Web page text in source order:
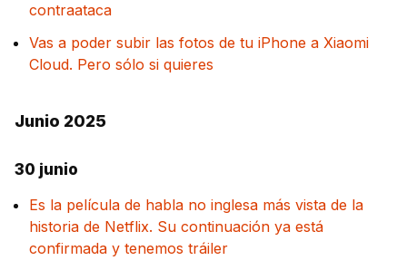
contraataca
Vas a poder subir las fotos de tu iPhone a Xiaomi
Cloud. Pero sólo si quieres
Junio 2025
30 junio
Es la película de habla no inglesa más vista de la
historia de Netflix. Su continuación ya está
confirmada y tenemos tráiler